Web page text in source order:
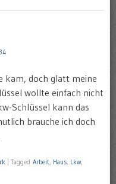
kam, doch glatt meine
wollte einfach nicht
Schlüssel kann das
brauche ich doch
Tagged Arbeit, Haus, Lkw,